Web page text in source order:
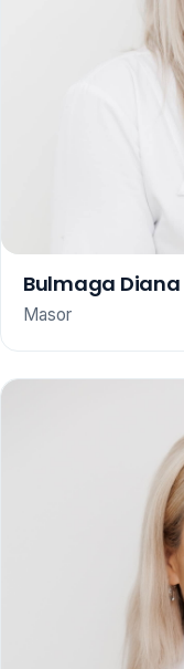
Bulmaga Diana
Masor